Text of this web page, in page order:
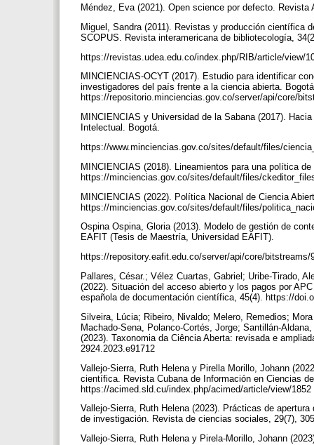
Méndez, Eva (2021). Open science por defecto.
Miguel, Sandra (2011). Revistas y producción científica
SCOPUS. Revista interamericana de bibliotecología,
https://revistas.udea.edu.co/index.php/RIB/article/view/
MINCIENCIAS-OCYT (2017). Estudio para identificar
investigadores del país frente a la ciencia abierta.
https://repositorio.minciencias.gov.co/server/api/core/
MINCIENCIAS y Universidad de la Sabana (2017).
Intelectual. Bogotá.
https://www.minciencias.gov.co/sites/default/files/
MINCIENCIAS (2018). Lineamientos para una política
https://minciencias.gov.co/sites/default/files/
MINCIENCIAS (2022). Política Nacional de Ciencia
https://minciencias.gov.co/sites/default/files/
Ospina Ospina, Gloria (2013). Modelo de gestión de
EAFIT (Tesis de Maestría, Universidad EAFIT).
https://repository.eafit.edu.co/server/api/core/
Pallares, César.; Vélez Cuartas, Gabriel; Uribe-Tirado,
(2022). Situación del acceso abierto y los pagos por
española de documentación científica, 45(4). https://
Silveira, Lúcia; Ribeiro, Nivaldo; Melero, Remedios;
Machado-Sena, Polanco-Cortés, Jorge; Santillán-
(2023). Taxonomia da Ciência Aberta: revisada e
2924.2023.e91712
Vallejo-Sierra, Ruth Helena y Pirella Morillo, Johann
científica. Revista Cubana de Información en Ciencias
https://acimed.sld.cu/index.php/acimed/article/view/1852
Vallejo-Sierra, Ruth Helena (2023). Prácticas de
de investigación. Revista de ciencias sociales, 29(7),
Vallejo-Sierra, Ruth Helena y Pirela-Morillo, Johann